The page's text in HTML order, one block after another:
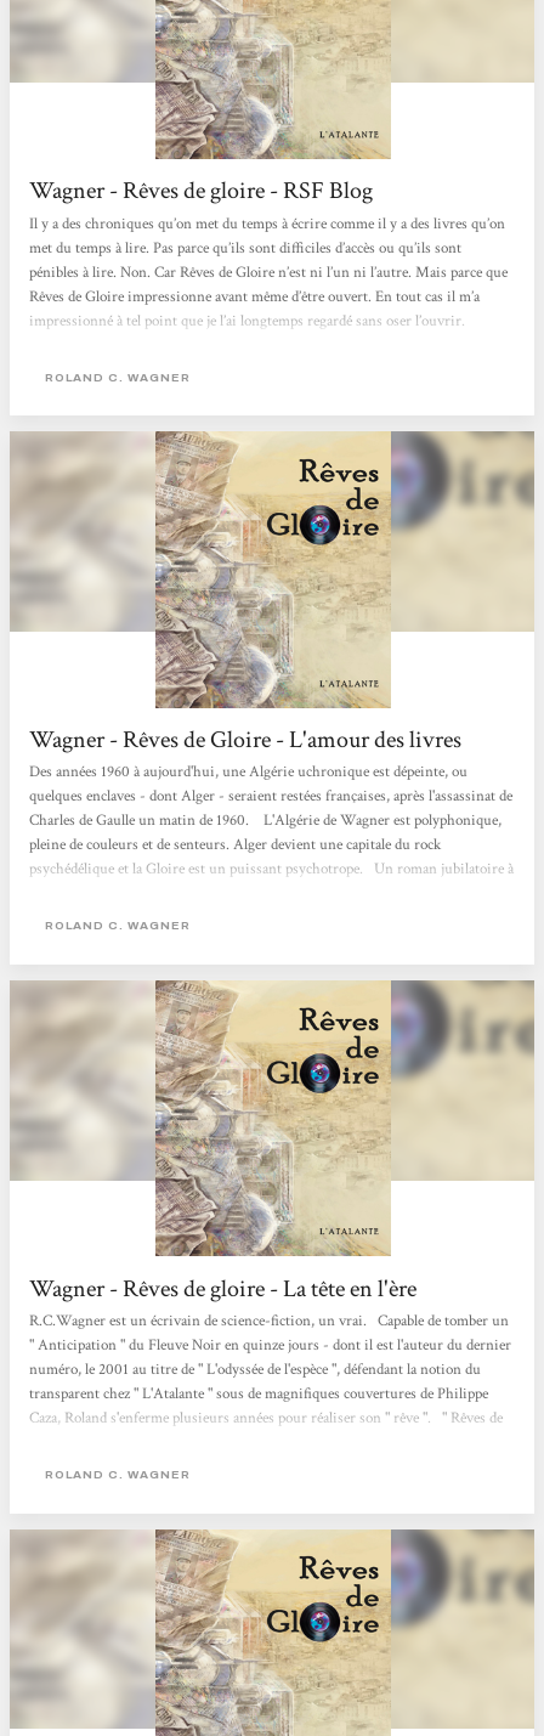
Wagner - Rêves de gloire - RSF Blog
Il y a des chroniques qu’on met du temps à écrire comme il y a des livres qu’on
met du temps à lire. Pas parce qu’ils sont difficiles d’accès ou qu’ils sont
pénibles à lire. Non. Car Rêves de Gloire n’est ni l’un ni l’autre. Mais parce que
Rêves de Gloire impressionne avant même d’être ouvert. En tout cas il m’a
impressionné à tel point que je l’ai longtemps regardé sans oser l’ouvrir.
il n’y a pas de longueurs,...
ROLAND C. WAGNER
Wagner - Rêves de Gloire - L'amour des livres
Des années 1960 à aujourd'hui, une Algérie uchronique est dépeinte, ou
quelques enclaves - dont Alger - seraient restées françaises, après l'assassinat de
Charles de Gaulle un matin de 1960. L'Algérie de Wagner est polyphonique,
pleine de couleurs et de senteurs. Alger devient une capitale du rock
psychédélique et la Gloire est un puissant psychotrope. Un roman jubilatoire à
Camus, bien entendu ! Science Fiction L'amour des Livres
ROLAND C. WAGNER
Wagner - Rêves de gloire - La tête en l'ère
R.C.Wagner est un écrivain de science-fiction, un vrai. Capable de tomber un
" Anticipation " du Fleuve Noir en quinze jours - dont il est l'auteur du dernier
numéro, le 2001 au titre de " L'odyssée de l'espèce ", défendant la notion du
transparent chez " L'Atalante " sous de magnifiques couvertures de Philippe
Caza, Roland s'enferme plusieurs années pour réaliser son " rêve ". " Rêves de
première à imaJn'ère...
ROLAND C. WAGNER